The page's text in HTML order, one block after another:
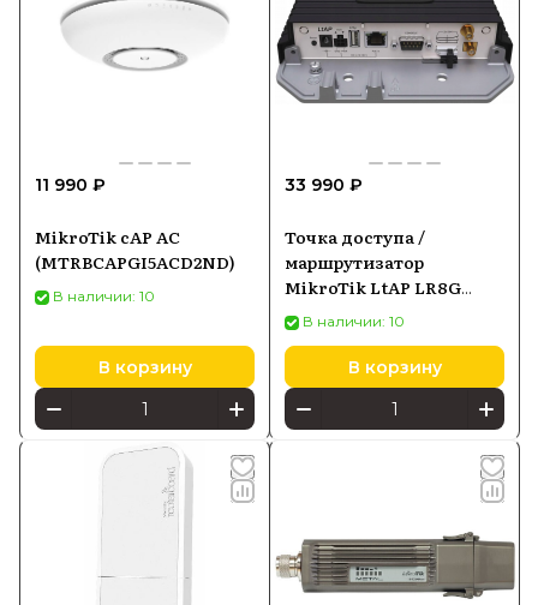
11 990 ₽
MikroTik cAP AC
(MTRBCAPGI5ACD2ND)
В наличии: 10
В корзину
33 990 ₽
Точка доступа /
маршрутизатор
MikroTik LtAP LR8G
LTE6 kit, Wi-Fi 2,4 ГГц,
LTE Cat6, GPS, PoE-in
В наличии: 10
В корзину